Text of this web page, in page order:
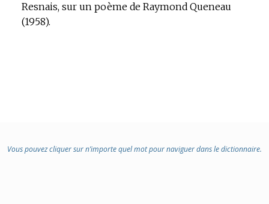
Resnais, sur un poème de Raymond Queneau
(1958).
Vous pouvez cliquer sur n’importe quel mot pour naviguer dans le dictionnaire.